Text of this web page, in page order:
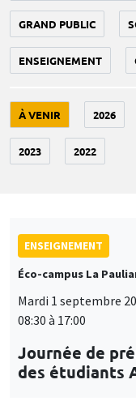
GRAND PUBLIC
ENSEIGNEMENT
À VENIR 2026
2023 2022
ENSEIGNEMENT
Éco-campus La
Mardi 1 septembre
08:30 à 17:00
Journée de
des étudiants